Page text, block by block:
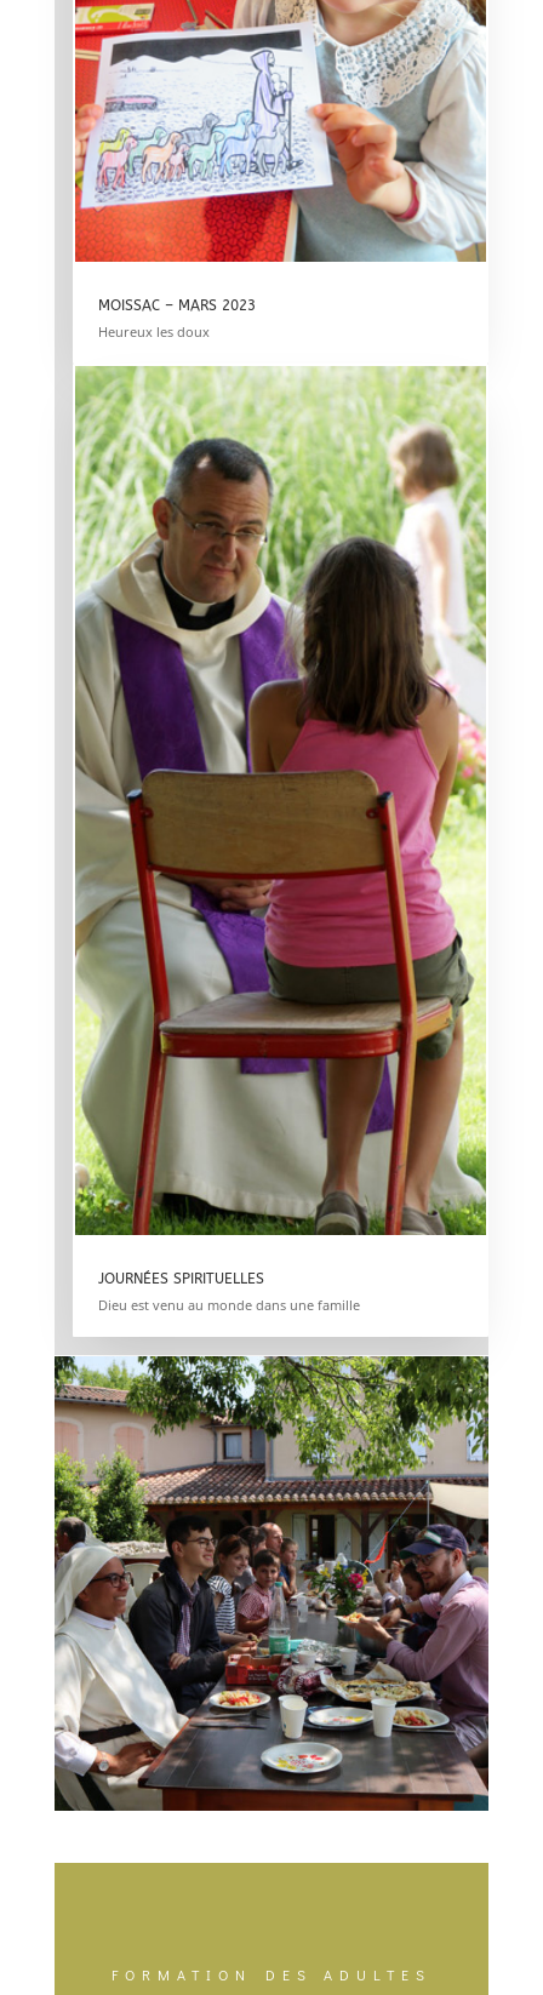
MOISSAC – MARS 2023
Heureux les doux
JOURNÉES SPIRITUELLES
Dieu est venu au monde dans une famille
FORMATION DES ADULTES